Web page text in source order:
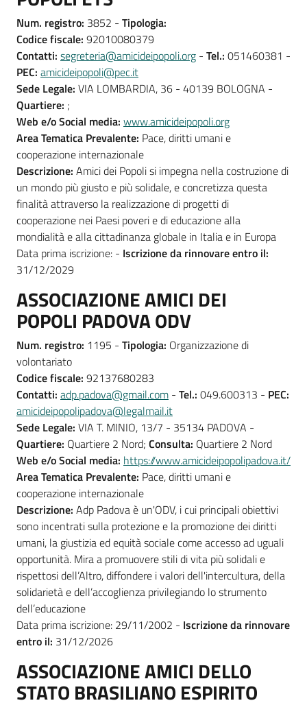
Num. registro: 3852 - Tipologia:
Codice fiscale: 92010080379
Contatti: segreteria@amicideipopoli.org - Tel.: 051460381 -
PEC: amicideipopoli@pec.it
Sede Legale: VIA LOMBARDIA, 36 - 40139 BOLOGNA -
Quartiere: ;
Web e/o Social media: www.amicideipopoli.org
Area Tematica Prevalente: Pace, diritti umani e
cooperazione internazionale
Descrizione: Amici dei Popoli si impegna nella costruzione di
un mondo più giusto e più solidale, e concretizza questa
finalità attraverso la realizzazione di progetti di
cooperazione nei Paesi poveri e di educazione alla
mondialità e alla cittadinanza globale in Italia e in Europa
Data prima iscrizione: - Iscrizione da rinnovare entro il:
31/12/2029
ASSOCIAZIONE AMICI DEI
POPOLI PADOVA ODV
Num. registro: 1195 - Tipologia: Organizzazione di
volontariato
Codice fiscale: 92137680283
Contatti: adp.padova@gmail.com - Tel.: 049.600313 - PEC:
amicideipopolipadova@legalmail.it
Sede Legale: VIA T. MINIO, 13/7 - 35134 PADOVA -
Quartiere: Quartiere 2 Nord; Consulta: Quartiere 2 Nord
Web e/o Social media: https://www.amicideipopolipadova.it/
Area Tematica Prevalente: Pace, diritti umani e
cooperazione internazionale
Descrizione: Adp Padova è un'ODV, i cui principali obiettivi
sono incentrati sulla protezione e la promozione dei diritti
umani, la giustizia ed equità sociale come accesso ad uguali
opportunità. Mira a promuovere stili di vita più solidali e
rispettosi dell’Altro, diffondere i valori dell'intercultura, della
solidarietà e dell’accoglienza privilegiando lo strumento
dell’educazione
Data prima iscrizione: 29/11/2002 - Iscrizione da rinnovare
entro il: 31/12/2026
ASSOCIAZIONE AMICI DELLO
STATO BRASILIANO ESPIRITO